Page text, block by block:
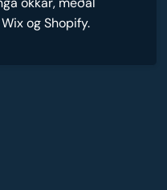
og Shopify.